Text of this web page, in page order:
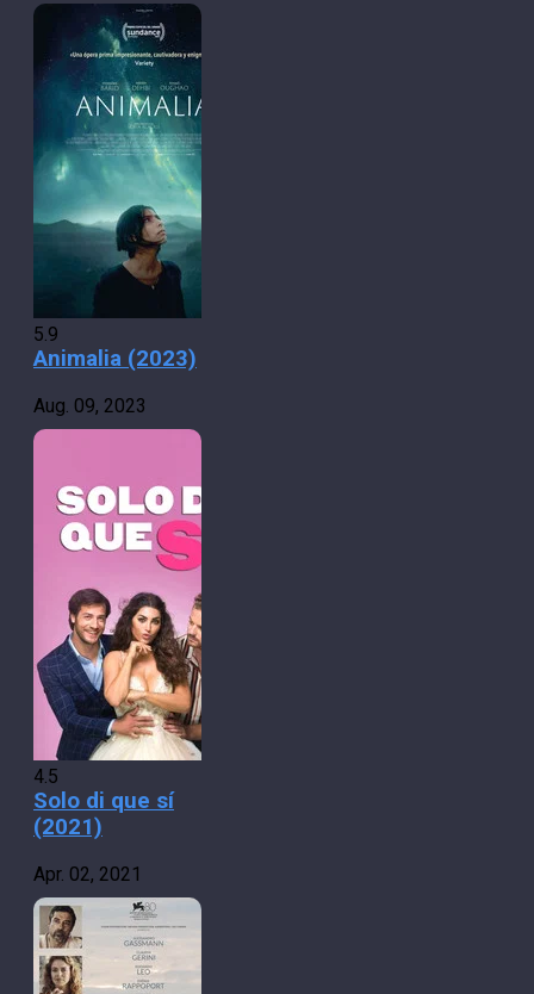
5.9
Animalia (2023)
Aug. 09, 2023
4.5
Solo di que sí
(2021)
Apr. 02, 2021